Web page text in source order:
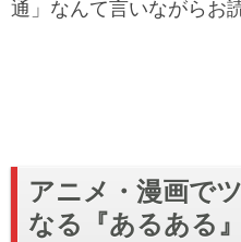
通」なんて言いながらお
アニメ・漫画で
なる『あるある